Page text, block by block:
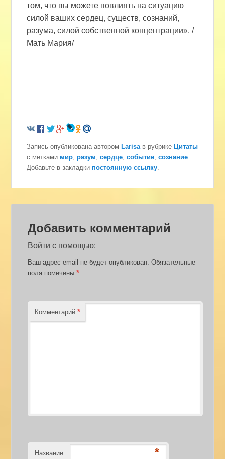
том, что вы можете повлиять на ситуацию
силой ваших сердец, существ, сознаний,
разума, силой собственной концентрации». /
Мать Мария/
Запись опубликована авторомLarisa в рубрикеЦитаты
с метками мир ,разум ,сердце ,событие ,сознание
Добавьте в закладки постоянную ссылку
Добавить комментарий
Войти с помощью:
Ваш адрес email не будет опубликован. Обязательные
поля помечены*
Комментарий*
Название *